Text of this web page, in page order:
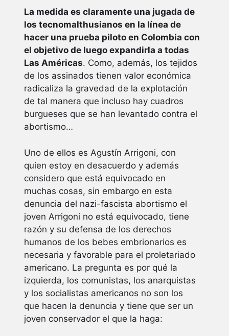
La medida es claramente una jugada de
los tecnomalthusianos en la línea de
hacer una prueba piloto en Colombia con
el objetivo de luego expandirla a todas
Las Américas. Como, además, los tejidos
de los assinados tienen valor económica
radicaliza la gravedad de la explotación
de tal manera que incluso hay cuadros
burgueses que se han levantado contra el
abortismo…
Uno de ellos es Agustín Arrigoni, con
quien estoy en desacuerdo y además
considero que está equivocado en
muchas cosas, sin embargo en esta
denuncia del nazi-fascista abortismo el
joven Arrigoni no está equivocado, tiene
razón y su defensa de los derechos
humanos de los bebes embrionarios es
necesaria y favorable para el proletariado
americano. La pregunta es por qué la
izquierda, los comunistas, los anarquistas
y los socialistas americanos no son los
que hacen la denuncia y tiene que ser un
joven conservador el que la haga: